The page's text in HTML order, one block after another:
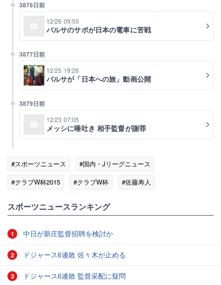
3876日前
12/26 09:55
バルサのサポが日本の電車に苦戦
3877日前
12/25 19:26
バルサが「日本への旅」動画公開
3879日前
12/23 07:05
メッシに唾吐き 相手監督が謝罪
#スポーツニュース
#国内・Jリーグニュース
#クラブW杯2015
#クラブW杯
#佐藤寿人
スポーツニュースランキング
1 中日が新庄監督招聘を検討か
2 ドジャース6連敗 佐々木が止める
3 ドジャース6連敗 監督采配に疑問